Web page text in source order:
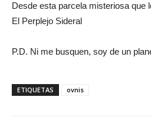
Desde esta parcela misteriosa que
El Perplejo Sideral
P.D. Ni me busquen, soy de un
ETIQUETAS ovnis